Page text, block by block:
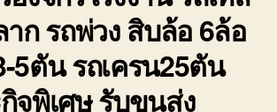
าก รถพ่วง สิบล้อ 6ล้อ
5ตัน รถเครน25ตัน
จพิเศษ รับขนส่ง